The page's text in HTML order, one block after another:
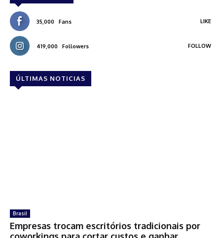
35,000 Fans LIKE
419,000 Followers FOLLOW
ÚLTIMAS NOTICIAS
Brasil
Empresas trocam escritórios tradicionais por